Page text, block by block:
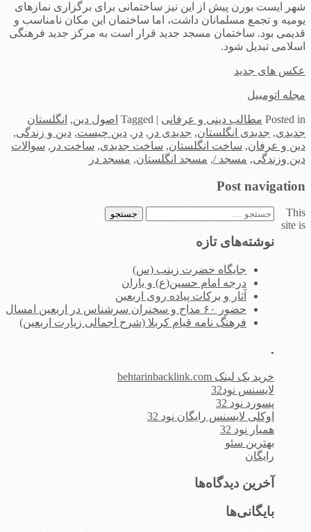
شهر ایست بورن پیش از این نیز ساختمانی برای برگزاری نمازهای
یومیه و تجمع مسلمانان داشت، اما ساختمان این مکان نامناسب و
قدیمی بود. ساختمان مسجد جدید قرار است به مرکز جدید فرهنگی
اسلامی تبدیل شود.
عکس های جدید
مجله اتومبیل
Posted in مطالب دینی و عرفانی |
Tagged اصول دین, انگلستان
جدیدی, جدیدی انگلستان, جدیدی در , در , دین چیست, دین و زندگی,
دین و عرفان, ساخت انگلستان, ساخت جدیدی, ساخت در , سوالات
دین وزندگی, مسجد /, مسجد انگلستان, مسجد در
Post navigation
جستجو
نوشته‌های تازه
جایگاه حضرت زینب (س)
درجه امام حسین(ع) و یاران
آثار و برکات پیاده روی اربعین
حضور ۶۰ مداح و سخنران سرشناس در اربعین امسال
فرهنگ نامه قیام کربلا (شرح اجمالی زیارت اربعین)
.
خرید بک لینک behtarinbacklink.com
لایسنس نود32
پسورد نود 32
اوکلی لایسنس رایگان نود 32
همیار نود 32
بهترین سئو
رایگان
آخرین دیدگاه‌ها
بایگانی‌ها
This
site is